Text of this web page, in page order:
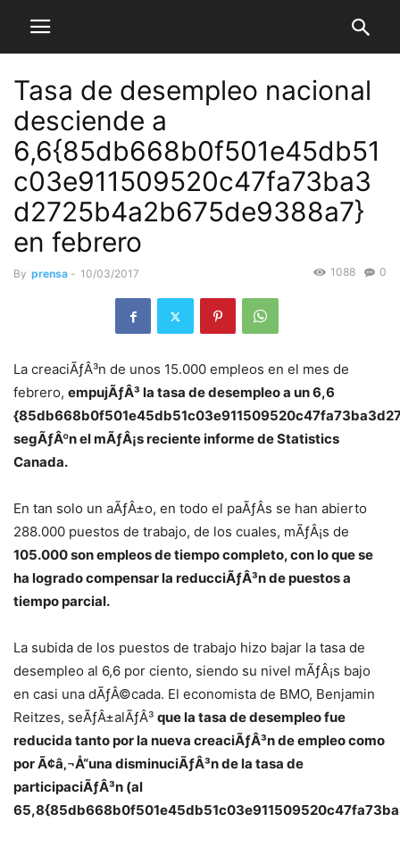
Tasa de desempleo nacional
desciende a
6,6{85db668b0f501e45db51
c03e911509520c47fa73ba3
d2725b4a2b675de9388a7}
en febrero
By prensa - 10/03/2017 0
1088
La creaciÃƒÂ³n de unos 15.000 empleos en el mes de
febrero, empujÃƒÂ³ la tasa de desempleo a un 6,6
segÃƒÂºn el mÃƒÂ¡s reciente informe de Statistics
Canada.
En tan solo un aÃƒÂ±o, en todo el paÃƒÂ­s se han abierto
288.000 puestos de trabajo, de los cuales, mÃƒÂ¡s de
105.000 son empleos de tiempo completo, con lo que se
ha logrado compensar la reducciÃƒÂ³n de puestos a
tiempo parcial.
La subida de los puestos de trabajo hizo bajar la tasa de
desempleo al 6,6 por ciento, siendo su nivel mÃƒÂ¡s bajo
en casi una dÃƒÂ©cada. El economista de BMO, Benjamin
Reitzes, seÃƒÂ±alÃƒÂ³ que la tasa de desempleo fue
reducida tanto por la nueva creaciÃƒÂ³n de empleo como
por Ã¢â‚¬Å“una disminuciÃƒÂ³n de la tasa de
participaciÃƒÂ³n (al